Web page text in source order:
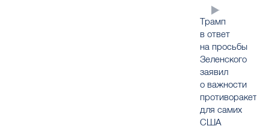
Трамп
в ответ
на просьбы
Зеленского
заявил
о важности
противоракет
для самих
США